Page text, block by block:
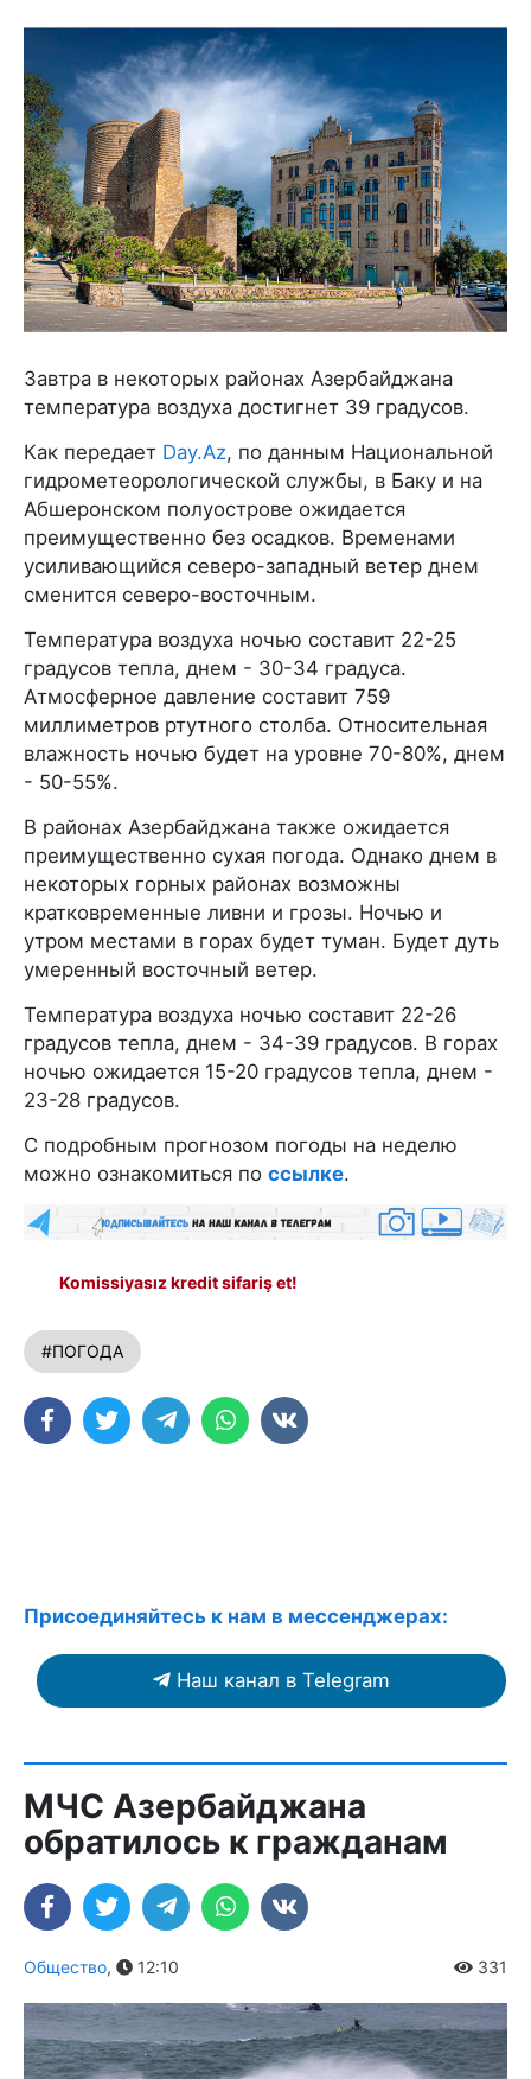
Завтра в некоторых районах Азербайджана
температура воздуха достигнет 39 градусов.
Как передает Day.Az, по данным Национальной
гидрометеорологической службы, в Баку и на
Абшеронском полуострове ожидается
преимущественно без осадков. Временами
усиливающийся северо-западный ветер днем
сменится северо-восточным.
Температура воздуха ночью составит 22-25
градусов тепла, днем - 30-34 градуса.
Атмосферное давление составит 759
миллиметров ртутного столба. Относительная
влажность ночью будет на уровне 70-80%, днем
- 50-55%.
В районах Азербайджана также ожидается
преимущественно сухая погода. Однако днем в
некоторых горных районах возможны
кратковременные ливни и грозы. Ночью и
утром местами в горах будет туман. Будет дуть
умеренный восточный ветер.
Температура воздуха ночью составит 22-26
градусов тепла, днем - 34-39 градусов. В горах
ночью ожидается 15-20 градусов тепла, днем -
23-28 градусов.
С подробным прогнозом погоды на неделю
можно ознакомиться по ссылке.
Komissiyasız kredit sifariş et!
#ПОГОДА
Присоединяйтесь к нам в мессенджерах:
Наш канал в Telegram
МЧС Азербайджана
обратилось к гражданам
Общество, 12:10 331